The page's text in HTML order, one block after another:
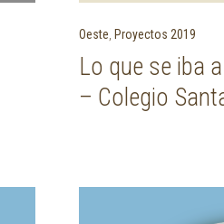
Oeste Proyectos 2019
Lo que se iba
– Colegio